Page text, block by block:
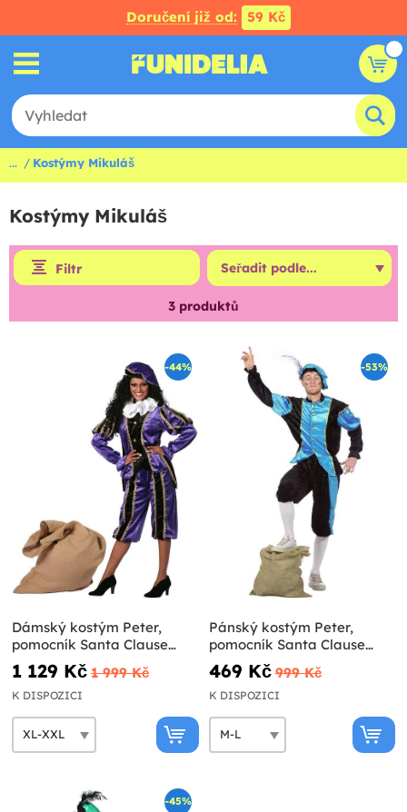
Doručení již od: 59 Kč
... Kostýmy Mikuláš
Kostýmy Mikuláš
Filtr
3 produktů
-44%
Dámský kostým Peter,
pomocník Santa Clause
fialový
1 129 Kč 1 999 Kč
K DISPOZICI
-53%
Pánský kostým Peter,
pomocník Santa Clause
tyrkysový
469 Kč 999 Kč
K DISPOZICI
-45%